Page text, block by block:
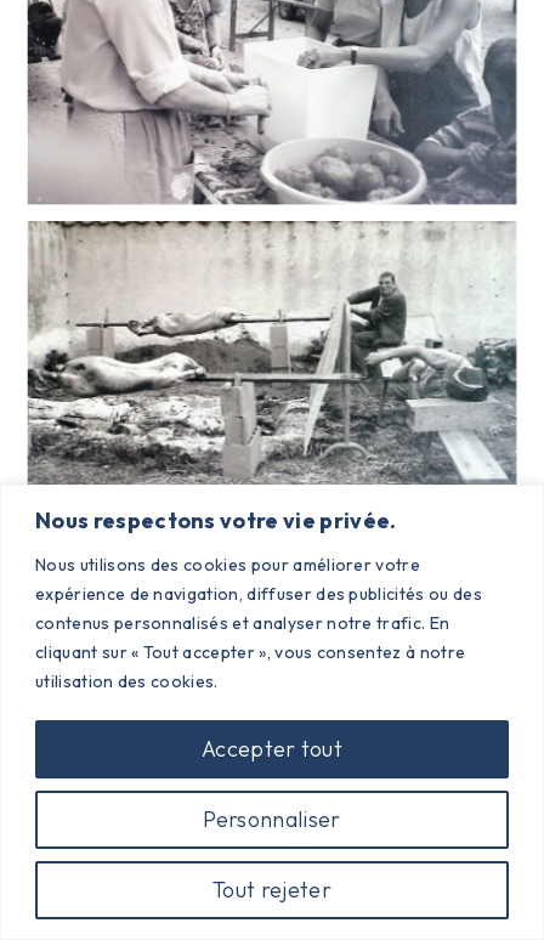
Nous respectons votre vie privée.
Nous utilisons des cookies pour améliorer votre
expérience de navigation, diffuser des publicités ou des
contenus personnalisés et analyser notre trafic. En
cliquant sur « Tout accepter », vous consentez à notre
utilisation des cookies.
Personnaliser
Tout rejeter
Accepter tout